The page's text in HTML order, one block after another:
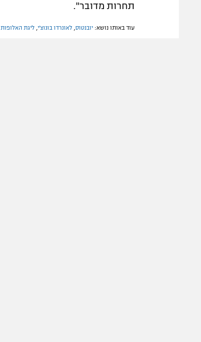
תחרות מדובר".
עוד באותו נושא: יובנטוס לאונרדו בונוצ'י ליגת האלופות